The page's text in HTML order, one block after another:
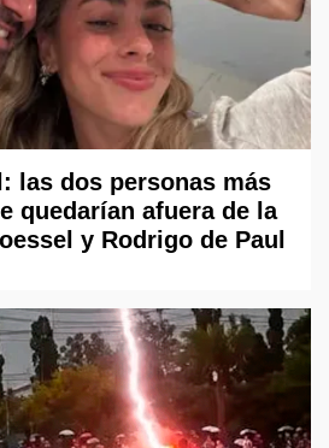
las dos personas más
quedarían afuera de la
y Rodrigo de Paul